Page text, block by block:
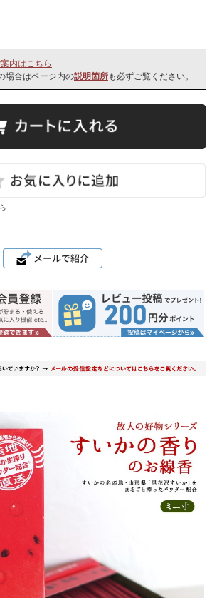
内はこちら
場合はページ内の説明箇所も必ずご覧ください。